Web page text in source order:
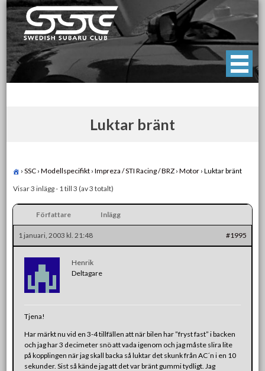
Skip
to
content
Swedish Subaru Club
För oss som älskar Subaru!
Luktar bränt
› SSC › Modellspecifikt › Impreza / STI Racing / BRZ › Motor › Luktar bränt
Visar 3 inlägg - 1 till 3 (av 3 totalt)
Författare Inlägg
1 januari, 2003 kl. 21:48 #1995
Henrik
Deltagare
Tjena!
Har märkt nu vid en 3-4 tillfällen att när bilen har ”fryst fast” i backen
och jag har 3 decimeter snö att vada igenom och jag måste slira lite
på kopplingen när jag skall backa så luktar det skunk från AC´n i en 10
sekunder. Sist så kände jag att det var bränt gummi tydligt. Jag